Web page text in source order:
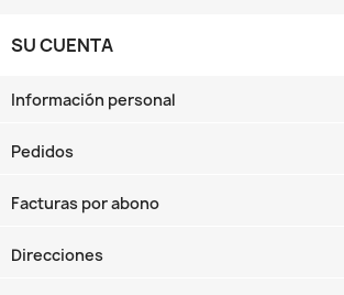
SU CUENTA
Información personal
Pedidos
Facturas por abono
Direcciones